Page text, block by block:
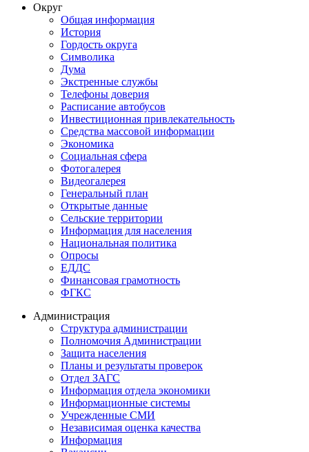
Округ
Общая информация
История
Гордость округа
Символика
Дума
Экстренные службы
Телефоны доверия
Расписание автобусов
Инвестиционная привлекательность
Средства массовой информации
Экономика
Социальная сфера
Фотогалерея
Видеогалерея
Генеральный план
Открытые данные
Сельские территории
Информация для населения
Национальная политика
Опросы
ЕДДС
Финансовая грамотность
ФГКС
Администрация
Структура администрации
Полномочия Администрации
Защита населения
Планы и результаты проверок
Отдел ЗАГС
Информация отдела экономики
Информационные системы
Учрежденные СМИ
Независимая оценка качества
Информация